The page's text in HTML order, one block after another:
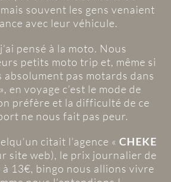
souvent les gens venaient
avec leur véhicule.
pensé à la moto. Nous
petits moto trip et, même si
absolument pas motards dans
en voyage c’est le mode de
préfère et la difficulté de ce
ne nous fait pas peur.
citait l’agence «CHEKE
site web), le prix journalier de
à 13€, bingo nous allions vivre